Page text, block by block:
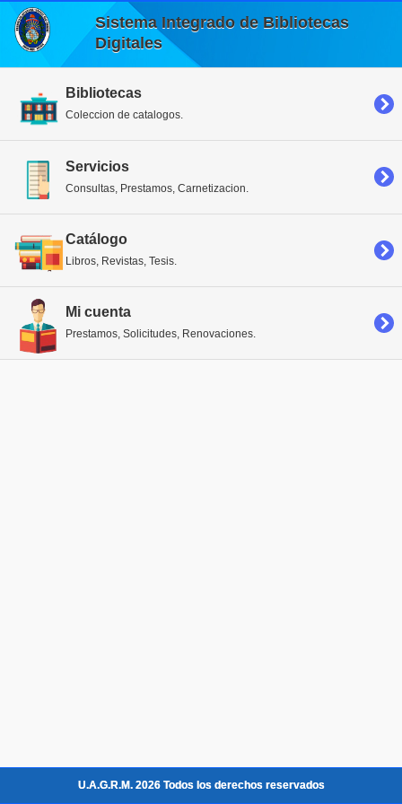
Sistema Integrado de Bibliotecas
Digitales
Bibliotecas
Coleccion de catalogos.
Servicios
Consultas, Prestamos, Carnetizacion.
Catálogo
Libros, Revistas, Tesis.
Mi cuenta
Prestamos, Solicitudes, Renovaciones.
U.A.G.R.M. 2026 Todos los derechos reservados